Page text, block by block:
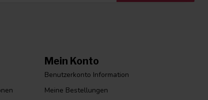
Mein Konto
Benutzerkonto Information
Meine Bestellungen